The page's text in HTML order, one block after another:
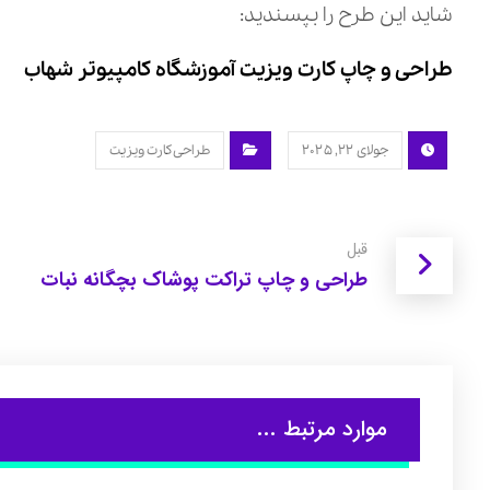
شاید این طرح را بپسندید:
طراحی و چاپ کارت ویزیت آموزشگاه کامپیوتر شهاب
جولای ۲۲, ۲۰۲۵ طراحی کارت ویزیت
قبل
طراحی و چاپ تراکت پوشاک بچگانه نبات
موارد مرتبط ...